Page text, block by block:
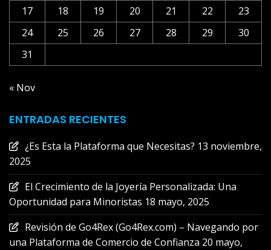
17
18 19 20 21 22
23
24
25 26 27 28 29
30
31
« Nov
ENTRADAS RECIENTES
¿Es Esta la Plataforma que Necesitas? 13 noviembre,
2025
El Crecimiento de la Joyería Personalizada: Una
Oportunidad para Minoristas 18 mayo, 2025
Revisión de Go4Rex (Go4Rex.com) – Navegando por
una Plataforma de Comercio de Confianza 20 mayo,